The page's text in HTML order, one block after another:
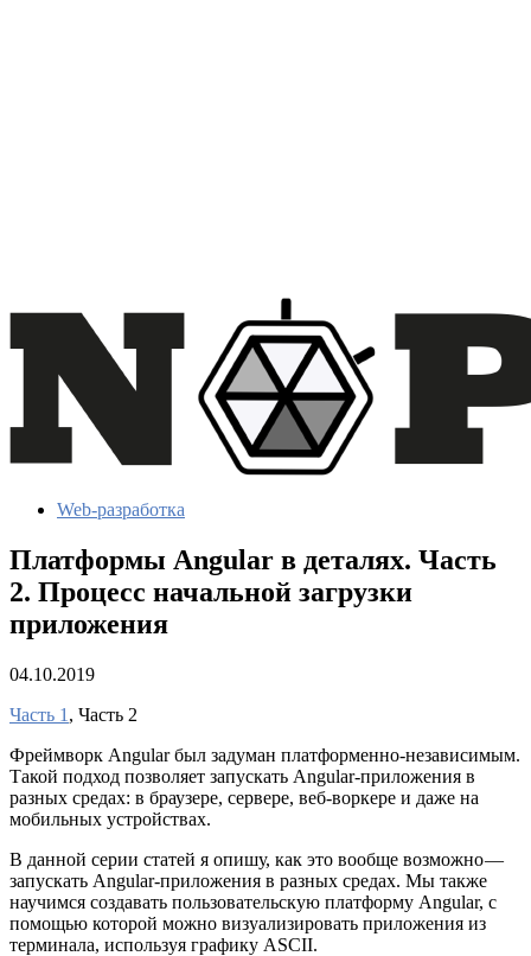
Web-разработка
Платформы Angular в деталях. Часть
2. Процесс начальной загрузки
приложения
04.10.2019
Часть 1 , Часть 2
Фреймворк Angular был задуман платформенно-независимым.
Такой подход позволяет запускать Angular-приложения в
разных средах: в браузере, сервере, веб-воркере и даже на
мобильных устройствах.
В данной серии статей я опишу, как это вообще возможно —
запускать Angular-приложения в разных средах. Мы также
научимся создавать пользовательскую платформу Angular, с
помощью которой можно визуализировать приложения из
терминала, используя графику ASCII.